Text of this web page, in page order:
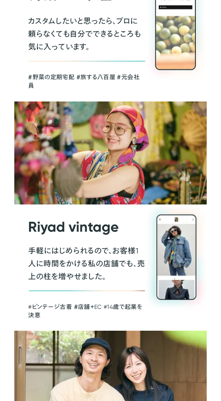
カスタムしたいと思ったら、プロに
頼らなくても自分でできるところも
気に入っています。
＃野菜の定期宅配 ＃旅する八百屋 ＃元会社
員
Riyad vintage
手軽にはじめられるので、お客様1
人に時間をかける私の店舗でも、売
上の柱を増やせました。
#ビンテージ古着 ＃店舗＋EC #14歳で起業を
決意